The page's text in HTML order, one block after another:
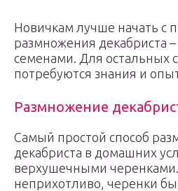
Новичкам лучше начать с
размножения декабриста
семенами. Для остальных
потребуются знания и
Размножение
Самый простой способ
декабриста в домашних
верхушечными черенками.
неприхотливо, черенки